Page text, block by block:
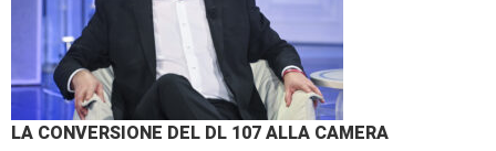
LA CONVERSIONE DEL DL 107 ALLA CAMERA